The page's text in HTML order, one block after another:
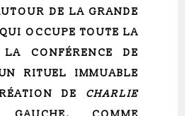
DE LA GRANDE
OCCUPE TOUTE LA
CONFÉRENCE DE
RITUEL IMMUABLE
DE CHARLIE